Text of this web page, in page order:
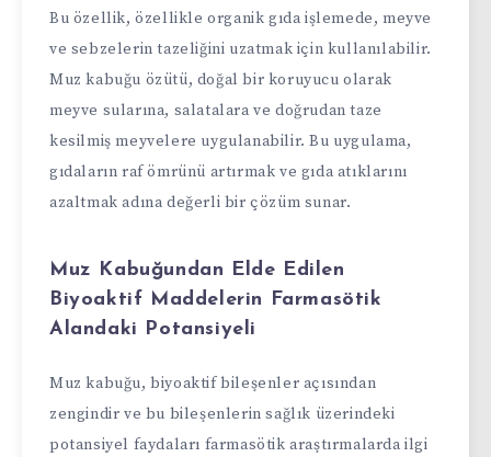
Bu özellik, özellikle organik gıda işlemede, meyve
ve sebzelerin tazeliğini uzatmak için kullanılabilir.
Muz kabuğu özütü, doğal bir koruyucu olarak
meyve sularına, salatalara ve doğrudan taze
kesilmiş meyvelere uygulanabilir. Bu uygulama,
gıdaların raf ömrünü artırmak ve gıda atıklarını
azaltmak adına değerli bir çözüm sunar.
Muz Kabuğundan Elde Edilen
Biyoaktif Maddelerin Farmasötik
Alandaki Potansiyeli
Muz kabuğu, biyoaktif bileşenler açısından
zengindir ve bu bileşenlerin sağlık üzerindeki
potansiyel faydaları farmasötik araştırmalarda ilgi